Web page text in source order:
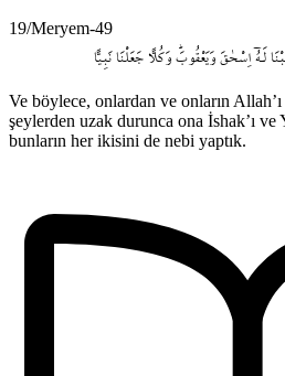
19/Meryem-49
لَـهُٓ اِسْحٰقَ وَيَعْقُوبَۜ وَكُلاًّ جَعَلْنَا نَبِياًّ
Ve böylece, onlardan ve onların Allah’ı
şeylerden uzak durunca ona İshak’ı ve
bunların her ikisini de nebi yaptık.